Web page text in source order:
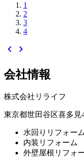
1
2
3
4
chevron_left chevron_right
会社情報
株式会社リライフ
東京都世田谷区喜多見
水回りリフォーム
内装リフォーム
外壁屋根リフォ